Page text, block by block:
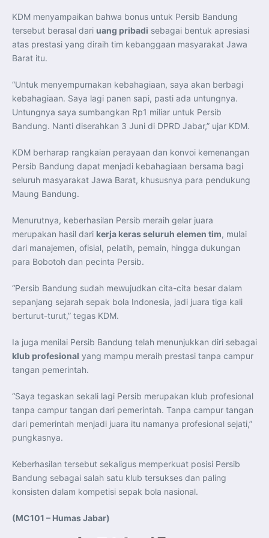
Menteri PKP dan Ketua DEN Perkuat Kolaborasi
Teknologi, Data, dan Pembiayaan Demi Percepatan
Program 3 Juta Rumah
Pendaftaran MagangHub Angkatan II Batch 1 Dibuka
hingga 28 Juli 2026, Kesempatan Raih Pengalaman Kerja
Pengabdian
Menlu Sugiono Dorong Kemitraan ASEAN–Inggris yang
Lebih Erat Hadapi Tantangan Global
Indonesia Dorong ASEAN dan Uni Eropa Perkuat
Stabilitas Global melalui Kemitraan Strategis
Menlu RI Dorong Kemitraan Ekonomi ASEAN–Korea
Selatan untuk Perkuat Ketahanan Kawasan
Pangan, dan Energi Kawasan
ASEAN dan India Perkuat Ketahanan Kawasan lewat
Kerja Sama Maritim, Ekonomi, dan Kesehatan
BI Pertahankan BI-Rate 5,75 Persen untuk Jaga
Stabilitas dan Dukung Pertumbuhan Ekonomi
Kepala BGN Sudaryono Tegaskan Komitmen Perkuat
KDM menyampaikan bahwa bonus untuk Persib Bandung
tersebut berasal dari uang pribadi sebagai bentuk apresiasi
atas prestasi yang diraih tim kebanggaan masyarakat Jawa
Barat itu.
“Untuk menyempurnakan kebahagiaan, saya akan berbagi
kebahagiaan. Saya lagi panen sapi, pasti ada untungnya.
Untungnya saya sumbangkan Rp1 miliar untuk Persib
Bandung. Nanti diserahkan 3 Juni di DPRD Jabar,” ujar KDM.
KDM berharap rangkaian perayaan dan konvoi kemenangan
Persib Bandung dapat menjadi kebahagiaan bersama bagi
seluruh masyarakat Jawa Barat, khususnya para pendukung
Maung Bandung.
Menurutnya, keberhasilan Persib meraih gelar juara
merupakan hasil dari kerja keras seluruh elemen tim, mulai
dari manajemen, ofisial, pelatih, pemain, hingga dukungan
para Bobotoh dan pecinta Persib.
“Persib Bandung sudah mewujudkan cita-cita besar dalam
sepanjang sejarah sepak bola Indonesia, jadi juara tiga kali
berturut-turut,” tegas KDM.
Ia juga menilai Persib Bandung telah menunjukkan diri sebagai
klub profesional yang mampu meraih prestasi tanpa campur
tangan pemerintah.
“Saya tegaskan sekali lagi Persib merupakan klub profesional
tanpa campur tangan dari pemerintah. Tanpa campur tangan
dari pemerintah menjadi juara itu namanya profesional sejati,”
pungkasnya.
Keberhasilan tersebut sekaligus memperkuat posisi Persib
Bandung sebagai salah satu klub tersukses dan paling
konsisten dalam kompetisi sepak bola nasional.
(MC101 – Humas Jabar)